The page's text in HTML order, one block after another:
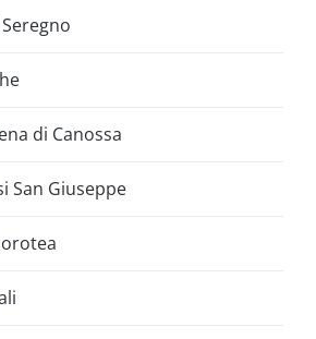
di Canossa
San Giuseppe